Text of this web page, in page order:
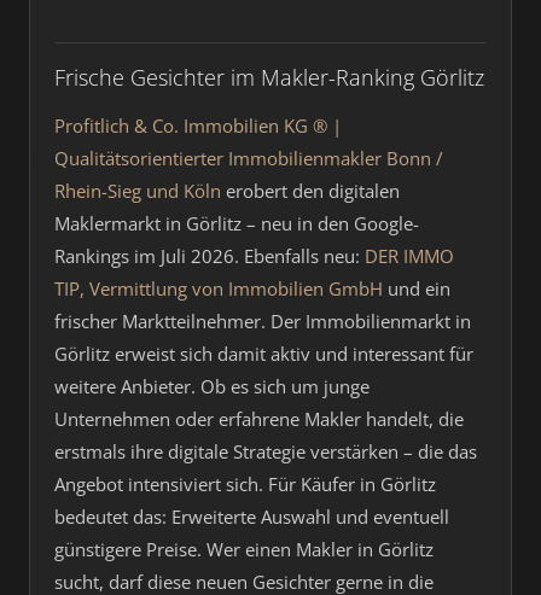
Frische Gesichter im Makler-Ranking Görlitz
Profitlich & Co. Immobilien KG ® |
Qualitätsorientierter Immobilienmakler Bonn /
Rhein-Sieg und Köln erobert den digitalen
Maklermarkt in Görlitz – neu in den Google-
Rankings im Juli 2026. Ebenfalls neu: DER IMMO
TIP, Vermittlung von Immobilien GmbH und ein
frischer Marktteilnehmer. Der Immobilienmarkt in
Görlitz erweist sich damit aktiv und interessant für
weitere Anbieter. Ob es sich um junge
Unternehmen oder erfahrene Makler handelt, die
erstmals ihre digitale Strategie verstärken – die das
Angebot intensiviert sich. Für Käufer in Görlitz
bedeutet das: Erweiterte Auswahl und eventuell
günstigere Preise. Wer einen Makler in Görlitz
sucht, darf diese neuen Gesichter gerne in die